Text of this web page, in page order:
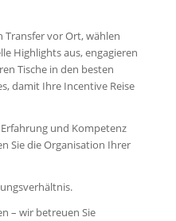
Transfer vor Ort, wählen
Highlights aus, engagieren
Tische in den besten
damit Ihre Incentive Reise
und Kompetenz
Sie die Organisation Ihrer
– wir betreuen Sie